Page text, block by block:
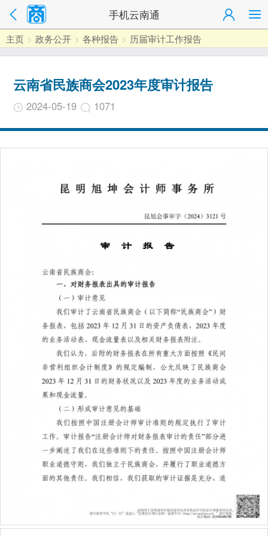
手机云南通
主页 > 政务公开 > 各种报告 > 历届审计工作报告
云南省民族商会2023年度审计报告
2024-05-19 1071